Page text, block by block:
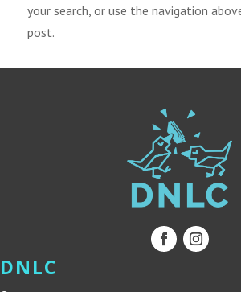
your search, or use the navigation
post.
DNLC